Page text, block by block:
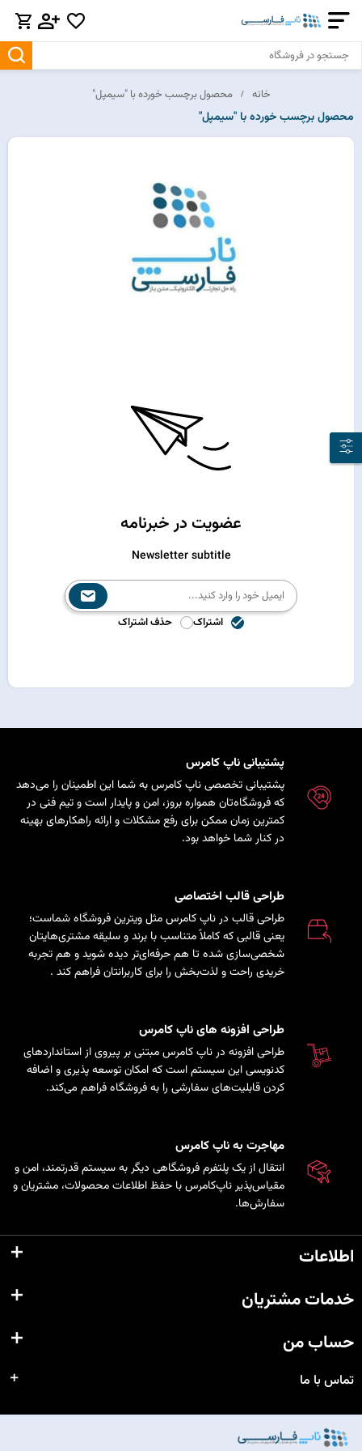
خانه محصول برچسب خورده با "سیمپل"
محصول برچسب خورده با "سیمپل"
عضویت در خبرنامه
Newsletter subtitle
اشتراک حذف اشتراک
پشتیبانی ناپ کامرس
پشتیبانی تخصصی ناپ کامرس به شما این اطمینان را می‌دهد
که فروشگاه‌تان همواره بروز، امن و پایدار است و تیم فنی در
کمترین زمان ممکن برای رفع مشکلات و ارائه راهکارهای بهینه
در کنار شما خواهد بود.
طراحی قالب اختصاصی
طراحی قالب در ناپ کامرس مثل ویترین فروشگاه شماست؛
یعنی قالبی که کاملاً متناسب با برند و سلیقه مشتری‌هایتان
شخصی‌سازی شده تا هم حرفه‌ای‌تر دیده شوید و هم تجربه
خریدی راحت و لذت‌بخش را برای کاربرانتان فراهم کند .
طراحی افزونه های ناپ کامرس
طراحی افزونه در ناپ کامرس مبتنی بر پیروی از استانداردهای
کدنویسی این سیستم است که امکان توسعه پذیری و اضافه
کردن قابلیت‌های سفارشی را به فروشگاه فراهم می‌کند.
مهاجرت به ناپ کامرس
انتقال از یک پلتفرم فروشگاهی دیگر به سیستم قدرتمند، امن و
مقیاس‌پذیر ناپ‌کامرس با حفظ اطلاعات محصولات، مشتریان و
سفارش‌ها.
اطلاعات
خدمات مشتریان
حساب من
تماس با ما